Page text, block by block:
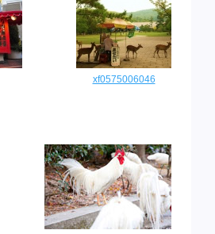
xf0575006046